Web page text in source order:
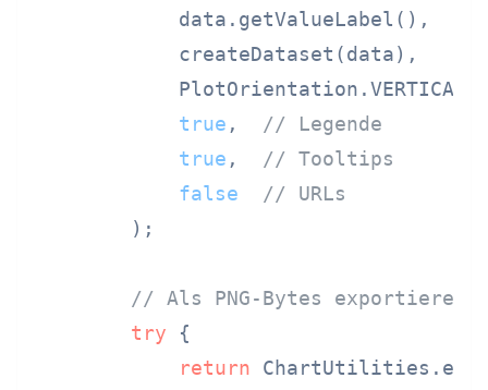
            data.getValueLabel(),
            createDataset(data),
            PlotOrientation.VERTICAL,
true , // Legende
true , // Tooltips
false
// URLs
        );
// Als PNG-Bytes exportieren
try {
return